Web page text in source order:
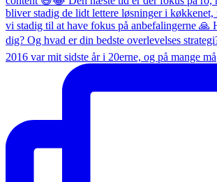
2016 var mit sidste år i 20erne, og på mange må